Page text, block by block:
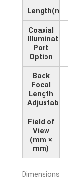
Length(mm)
Coaxial
Illumination
Port
Option
Back
Focal
Length
Adjustable
Field of
View
(mm ×
mm)
Dimensions